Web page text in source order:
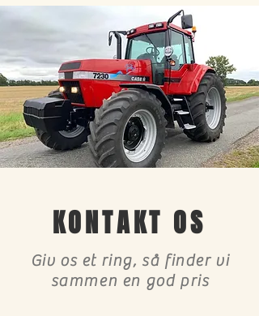
KONTAKT OS
Giv os et ring, så finder vi
sammen en god pris